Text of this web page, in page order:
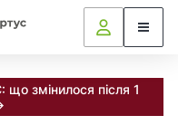
змінилося після 1